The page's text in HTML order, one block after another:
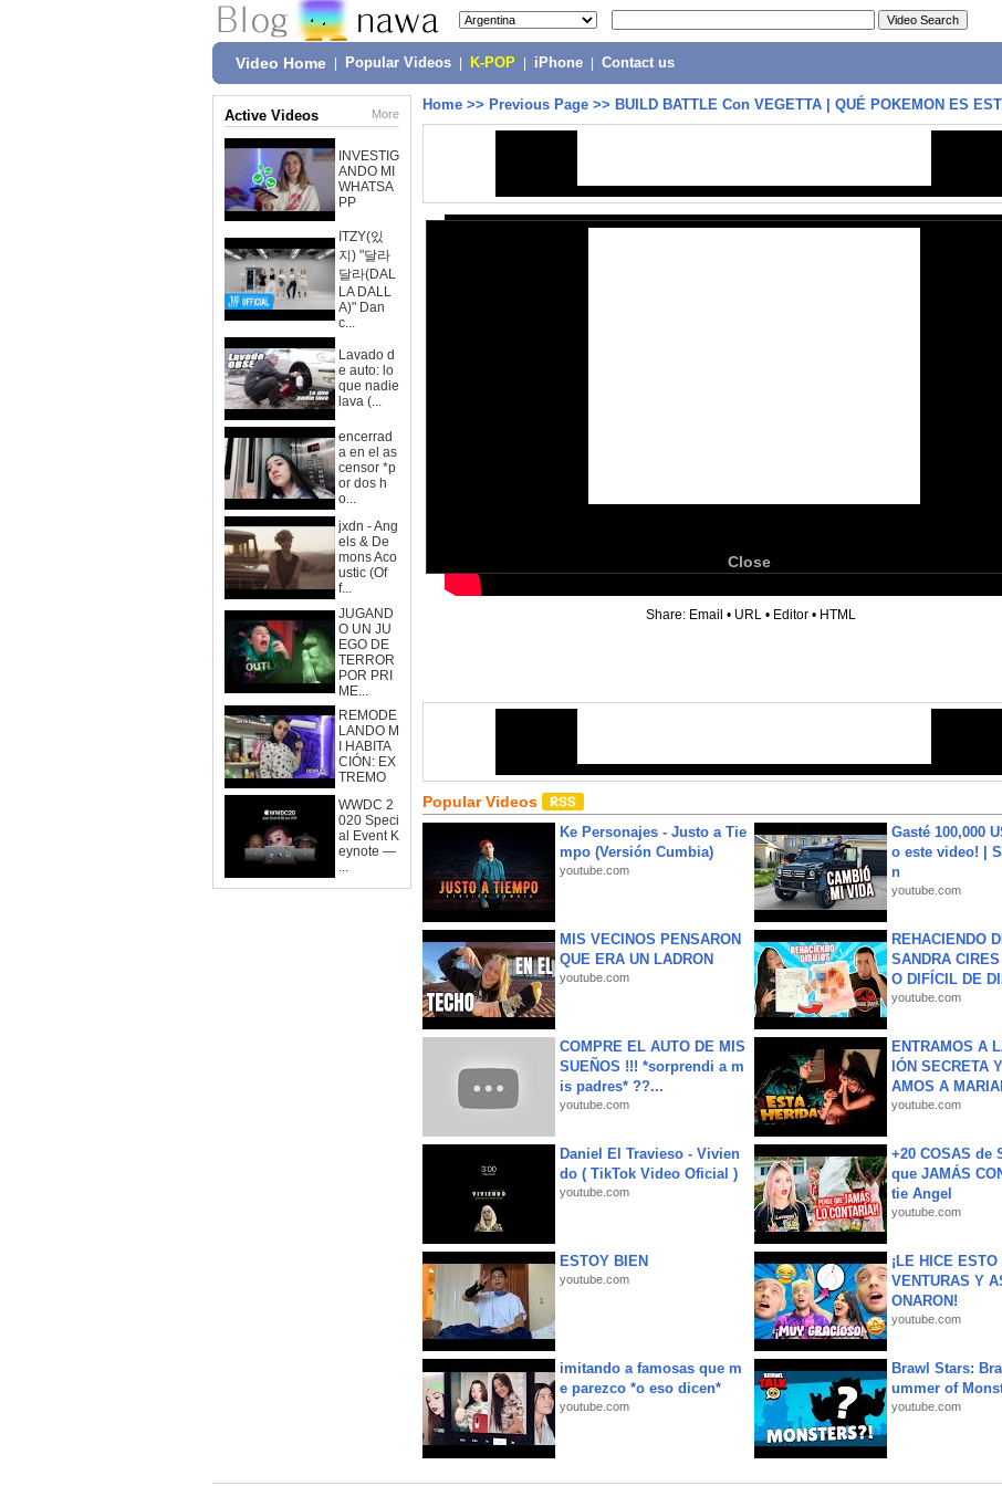
Video Home Popular Videos K-POP iPhone Contact us
Active Videos More
INVESTIG
ANDO MI
WHATSA
PP
ITZY(있
지) "달라
달라(DAL
LA DALL
A)" Dan
c...
Lavado d
e auto: lo
que nadie
lava (...
encerrad
a en el as
censor *p
or dos h
o...
jxdn - Ang
els & De
mons Aco
ustic (Of
f...
JUGAND
O UN JU
EGO DE
TERROR
POR PRI
ME...
REMODE
LANDO M
I HABITA
CIÓN: EX
TREMO
WWDC 2
020 Speci
al Event K
eynote —
...
Home >> Previous Page >> BUILD BATTLE Con VEGETTA | QUÉ POKEMON ES
Close
Share: Email • URL • Editor • HTML
Popular Videos
Ke Personajes - Justo a Tie
mpo (Versión Cumbia)
youtube.com
Gasté 100,000
o este video! |
n
youtube.com
MIS VECINOS PENSARON
QUE ERA UN LADRON
youtube.com
REHACIENDO
SANDRA
O DIFÍCIL DE
youtube.com
COMPRE EL AUTO DE MIS
SUEÑOS !!! *sorprendi a m
is padres* ??...
youtube.com
ENTRAMOS A
IÓN SECRETA
AMOS A
youtube.com
Daniel El Travieso - Vivien
do ( TikTok Video Oficial )
youtube.com
+20 COSAS de
que JAMÁS
tie Angel
youtube.com
ESTOY BIEN
youtube.com
¡LE HICE
VENTURAS Y
ONARON!
youtube.com
imitando a famosas que m
e parezco *o eso dicen*
youtube.com
Brawl Stars:
ummer of
youtube.com